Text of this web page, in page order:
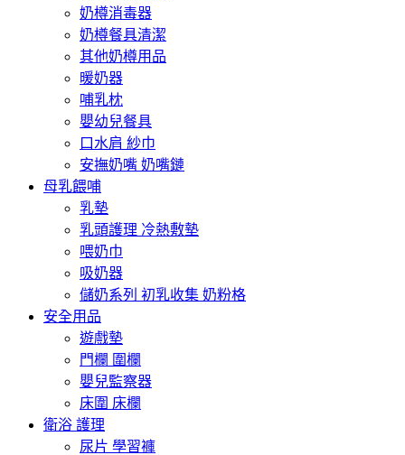
奶樽消毒器
奶樽餐具清潔
其他奶樽用品
暖奶器
哺乳枕
嬰幼兒餐具
口水肩 紗巾
安撫奶嘴 奶嘴鏈
母乳餵哺
乳墊
乳頭護理 冷熱敷墊
喂奶巾
吸奶器
儲奶系列 初乳收集 奶粉格
安全用品
遊戲墊
門欄 圍欄
嬰兒監察器
床圍 床欄
衛浴 護理
尿片 學習褲